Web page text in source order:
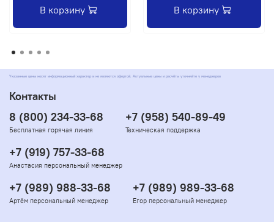
В корзину В корзину
Указанные цены носят информационный характер и не являются офертой. Актуальные цены и расчёты уточняйте у менеджеров
Контакты
8 (800) 234-33-68
Бесплатная горячая линия
+7 (958) 540-89-49
Техническая поддержка
+7 (919) 757-33-68
Анастасия персональный менеджер
+7 (989) 988-33-68
Артём персональный менеджер
+7 (989) 989-33-68
Егор персональный менеджер